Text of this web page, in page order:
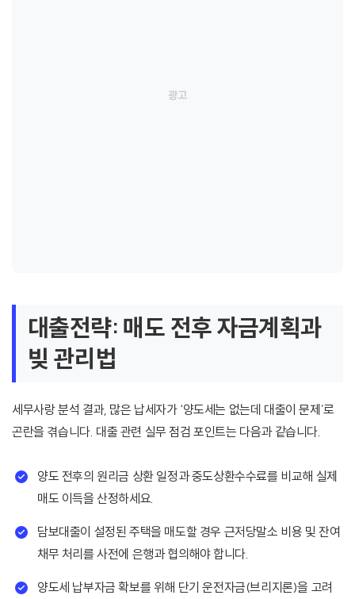
대출전략: 매도 전후 자금계획과
빚 관리법
세무사랑 분석 결과, 많은 납세자가 ‘양도세는 없는데 대출이 문제’로
곤란을 겪습니다. 대출 관련 실무 점검 포인트는 다음과 같습니다.
양도 전후의 원리금 상환 일정과 중도상환수수료를 비교해 실제
매도 이득을 산정하세요.
담보대출이 설정된 주택을 매도할 경우 근저당말소 비용 및 잔여
채무 처리를 사전에 은행과 협의해야 합니다.
양도세 납부자금 확보를 위해 단기 운전자금(브리지론)을 고려